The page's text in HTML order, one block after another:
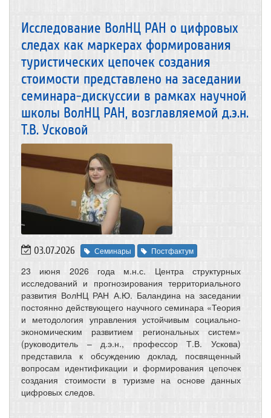
Исследование ВолНЦ РАН о цифровых
следах как маркерах формирования
туристических цепочек создания
стоимости представлено на заседании
семинара-дискуссии в рамках научной
школы ВолНЦ РАН, возглавляемой д.э.н.
Т.В. Усковой
03.07.2026 Семинары Постфактум
23 июня 2026 года м.н.с. Центра структурных
исследований и прогнозирования территориального
развития ВолНЦ РАН А.Ю. Баландина на заседании
постоянно действующего научного семинара «Теория
и методология управления устойчивым социально-
экономическим развитием региональных систем»
(руководитель – д.э.н., профессор Т.В. Ускова)
представила к обсуждению доклад, посвященный
вопросам идентификации и формирования цепочек
создания стоимости в туризме на основе данных
цифровых следов.